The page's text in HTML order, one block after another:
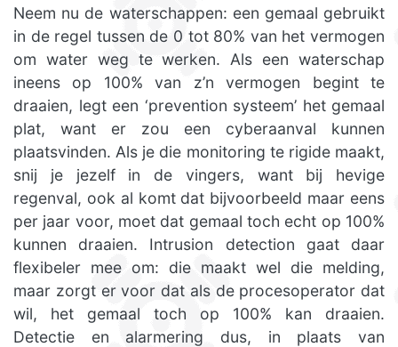
Neem nu de waterschappen: een gemaal gebruikt
in de regel tussen de 0 tot 80% van het vermogen
om water weg te werken. Als een waterschap
ineens op 100% van z’n vermogen begint te
draaien, legt een ‘prevention systeem’ het gemaal
plat, want er zou een cyberaanval kunnen
plaatsvinden. Als je die monitoring te rigide maakt,
snij je jezelf in de vingers, want bij hevige
regenval, ook al komt dat bijvoorbeeld maar eens
per jaar voor, moet dat gemaal toch echt op 100%
kunnen draaien. Intrusion detection gaat daar
flexibeler mee om: die maakt wel die melding,
maar zorgt er voor dat als de procesoperator dat
wil, het gemaal toch op 100% kan draaien.
Detectie en alarmering dus, in plaats van